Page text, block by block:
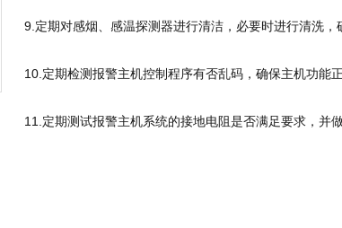
9.定期对感烟、感温探测器进行清洁，必要时进行清洗，
10.定期检测报警主机控制程序有否乱码，确保主机功能正
11.定期测试报警主机系统的接地电阻是否满足要求，并做